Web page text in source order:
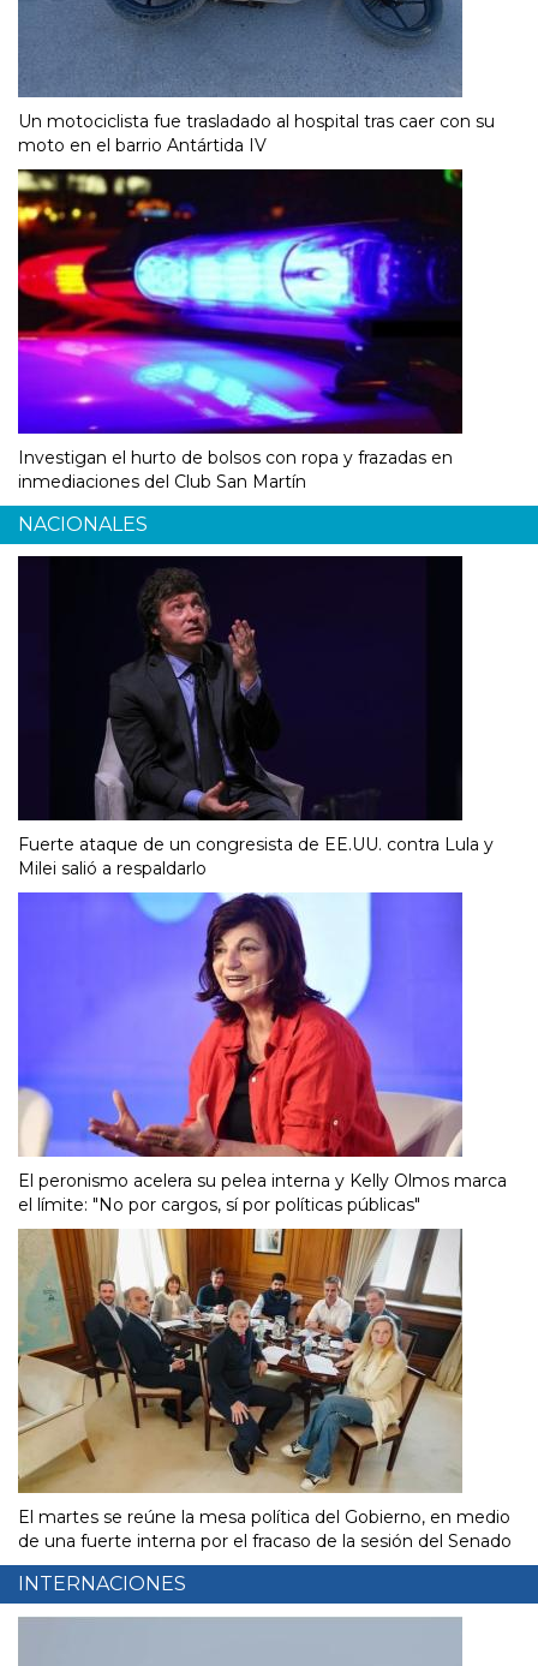
Un motociclista fue trasladado al hospital tras caer con su
moto en el barrio Antártida IV
Investigan el hurto de bolsos con ropa y frazadas en
inmediaciones del Club San Martín
NACIONALES
Fuerte ataque de un congresista de EE.UU. contra Lula y
Milei salió a respaldarlo
El peronismo acelera su pelea interna y Kelly Olmos marca
el límite: "No por cargos, sí por políticas públicas"
El martes se reúne la mesa política del Gobierno, en medio
de una fuerte interna por el fracaso de la sesión del Senado
INTERNACIONES